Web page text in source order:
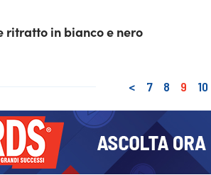
ritratto in bianco e nero
< 7 8 9 10